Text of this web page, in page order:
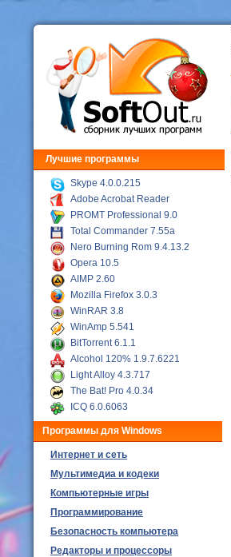
Лучшие программы
Skype 4.0.0.215
Adobe Acrobat Reader
PROMT Professional 9.0
Total Commander 7.55a
Nero Burning Rom 9.4.13.2
Opera 10.5
AIMP 2.60
Mozilla Firefox 3.0.3
WinRAR 3.8
WinAmp 5.541
BitTorrent 6.1.1
Alcohol 120% 1.9.7.6221
Light Alloy 4.3.717
The Bat! Pro 4.0.34
ICQ 6.0.6063
Программы для Windows
Интернет и сеть
Мультимедиа и кодеки
Компьютерные игры
Программирование
Безопасность компьютера
Редакторы и процессоры